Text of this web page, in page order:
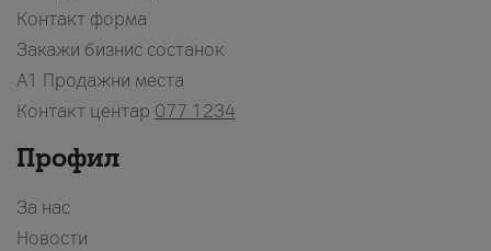
Контакт форма
Закажи бизнис состанок
A1 Продажни места
Контакт центар 077 1234
Профил
За нас
Новости